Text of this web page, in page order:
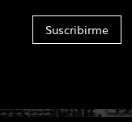
Suscribirme